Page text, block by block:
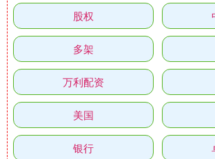
股权
多架
万利配资
美国
银行